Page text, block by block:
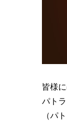
皆様
パト
（パ